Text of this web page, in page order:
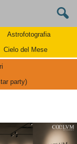
Astrofotografia
Cielo del Mese
party)